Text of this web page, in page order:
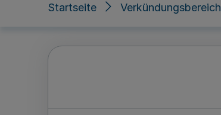
Startseite Verkündungsbereich